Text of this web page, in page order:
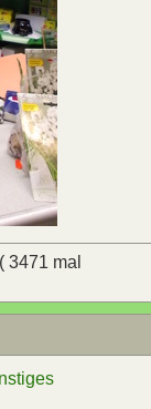
( 3471 mal